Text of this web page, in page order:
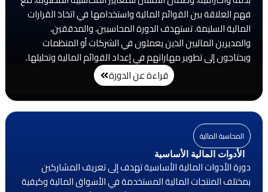
فهم العلاقة بين القوائم المالية واستخدامها في اتخاذ القرارات
المالية السليمة. تستهدف الدورة المحاسبين، والمدققين،
والمديرين الماليين الذين يعملون في الشركات أو المنظمات
ويحتاجون إلى تطوير مهاراتهم في إعداد القوائم المالية وتحليلها.
قراءة عن الدورة
المحاسبة المالية
الأدوات المالية الأساسية
دورة الأدوات المالية الأساسية تهدف إلى تعريف المشاركين
بمختلف المنتجات المالية المستخدمة في الأسواق المالية وكيفية